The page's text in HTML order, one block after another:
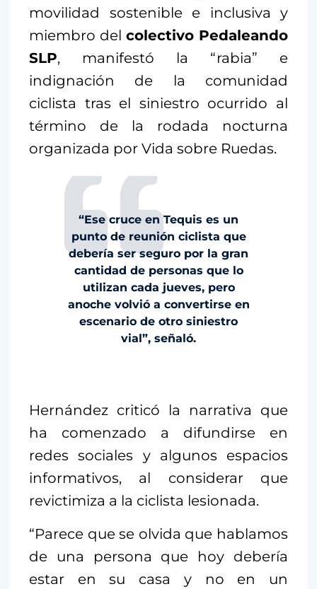
movilidad sostenible e inclusiva y
miembro del colectivo Pedaleando
SLP, manifestó la “rabia” e
indignación de la comunidad
ciclista tras el siniestro ocurrido al
término de la rodada nocturna
organizada por Vida sobre Ruedas.
“Ese cruce en Tequis es un
punto de reunión ciclista que
debería ser seguro por la gran
cantidad de personas que lo
utilizan cada jueves, pero
anoche volvió a convertirse en
escenario de otro siniestro
vial”, señaló.
Hernández criticó la narrativa que
ha comenzado a difundirse en
redes sociales y algunos espacios
informativos, al considerar que
revictimiza a la ciclista lesionada.
“Parece que se olvida que hablamos
de una persona que hoy debería
estar en su casa y no en un